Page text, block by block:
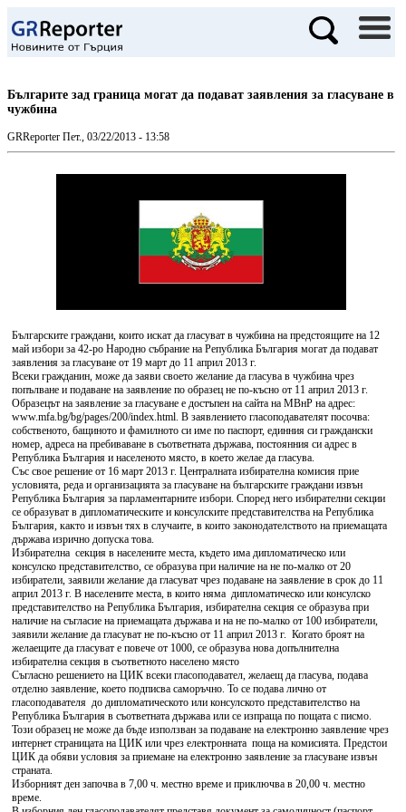
Българите зад граница могат да подават заявления за гласуване в
чужбина
GRReporter Пет., 03/22/2013 - 13:58
Българските граждани, които искат да гласуват в чужбина на предстоящите на 12
май избори за 42-ро Народно събрание на Република България могат да подават
заявления за гласуване от 19 март до 11 април 2013 г.
Всеки гражданин, може да заяви своето желание да гласува в чужбина чрез
попълване и подаване на заявление по образец не по-късно от 11 април 2013 г.
Образецът на заявление за гласуване е достъпен на сайта на МВнР на адрес:
www.mfa.bg/bg/pages/200/index.html. В заявлението гласоподавателят посочва:
собственото, бащиното и фамилното си име по паспорт, единния си граждански
номер, адреса на пребиваване в съответната държава, постоянния си адрес в
Република България и населеното място, в което желае да гласува.
Със свое решение от 16 март 2013 г. Централната избирателна комисия прие
условията, реда и организацията за гласуване на българските граждани извън
Република България за парламентарните избори. Според него избирателни секции
се образуват в дипломатическите и консулските представителства на Република
България, както и извън тях в случаите, в които законодателството на приемащата
държава изрично допуска това.
Избирателна секция в населените места, където има дипломатическо или
консулско представителство, се образува при наличие на не по-малко от 20
избиратели, заявили желание да гласуват чрез подаване на заявление в срок до 11
април 2013 г. В населените места, в които няма дипломатическо или консулско
представителство на Република България, избирателна секция се образува при
наличие на съгласие на приемащата държава и на не по-малко от 100 избиратели,
заявили желание да гласуват не по-късно от 11 април 2013 г. Когато броят на
желаещите да гласуват е повече от 1000, се образува нова допълнителна
избирателна секция в съответното населено място
Съгласно решението на ЦИК всеки гласоподавател, желаещ да гласува, подава
отделно заявление, което подписва саморъчно. То се подава лично от
гласоподавателя до дипломатическото или консулското представителство на
Република България в съответната държава или се изпраща по пощата с писмо.
Този образец не може да бъде използван за подаване на електронно заявление чрез
интернет страницата на ЦИК или чрез електронната поща на комисията. Предстои
ЦИК да обяви условия за приемане на електронно заявление за гласуване извън
страната.
Изборният ден започва в 7,00 ч. местно време и приключва в 20,00 ч. местно
време.